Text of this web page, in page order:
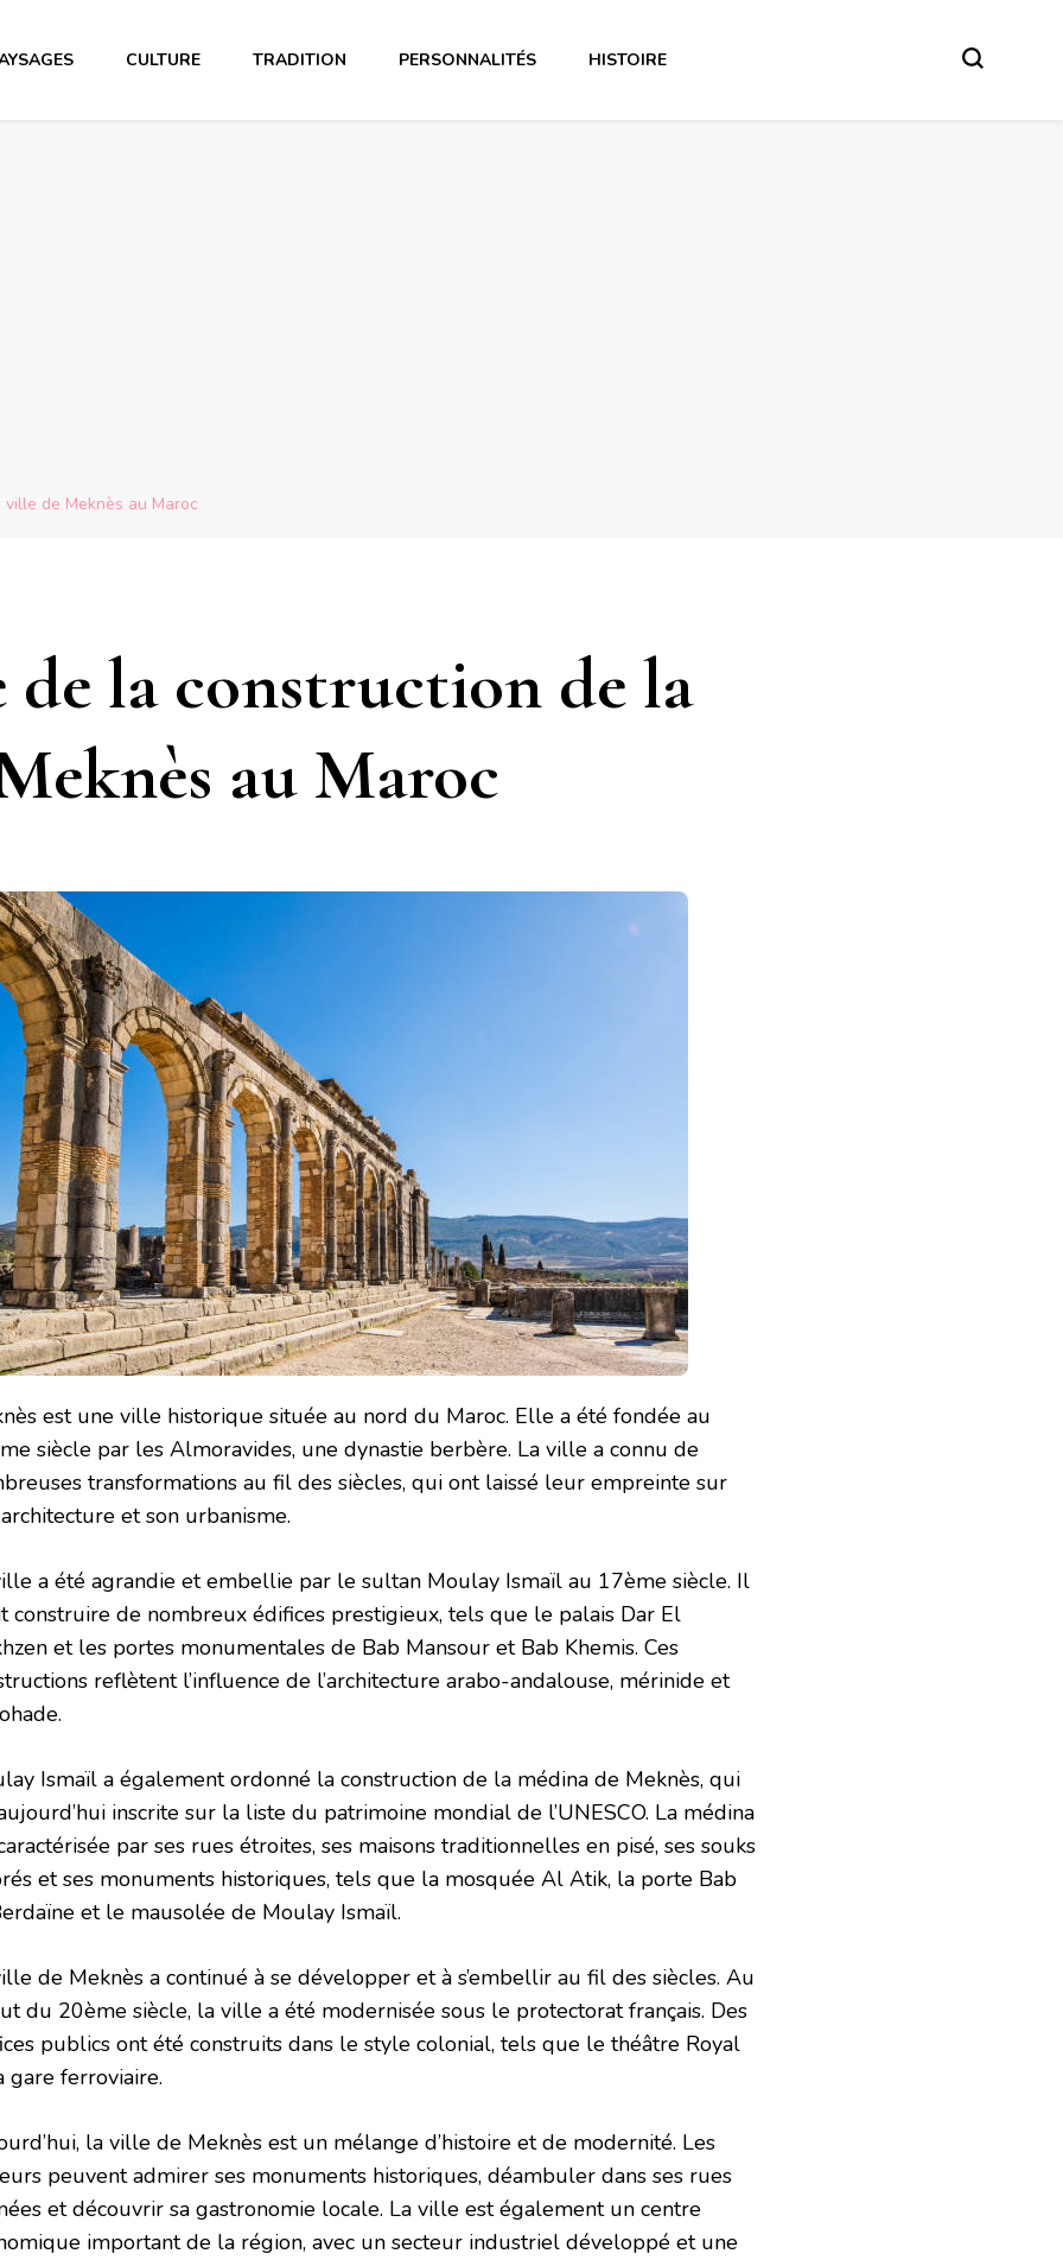
CULTURE TRADITION PERSONNALITÉS HISTOIRE
de Meknès au Maroc
la construction de la
au Maroc
est une ville historique située au nord du Maroc. Elle a été fondée au
siècle par les Almoravides, une dynastie berbère. La ville a connu de
transformations au fil des siècles, qui ont laissé leur empreinte sur
et son urbanisme.
a été agrandie et embellie par le sultan Moulay Ismaïl au 17ème siècle. Il
construire de nombreux édifices prestigieux, tels que le palais Dar El
et les portes monumentales de Bab Mansour et Bab Khemis. Ces
reflètent l’influence de l’architecture arabo-andalouse, mérinide et
Ismaïl a également ordonné la construction de la médina de Meknès, qui
inscrite sur la liste du patrimoine mondial de l’UNESCO. La médina
par ses rues étroites, ses maisons traditionnelles en pisé, ses souks
et ses monuments historiques, tels que la mosquée Al Atik, la porte Bab
et le mausolée de Moulay Ismaïl.
de Meknès a continué à se développer et à s’embellir au fil des siècles. Au
du 20ème siècle, la ville a été modernisée sous le protectorat français. Des
publics ont été construits dans le style colonial, tels que le théâtre Royal
gare ferroviaire.
la ville de Meknès est un mélange d’histoire et de modernité. Les
peuvent admirer ses monuments historiques, déambuler dans ses rues
et découvrir sa gastronomie locale. La ville est également un centre
important de la région, avec un secteur industriel développé et une